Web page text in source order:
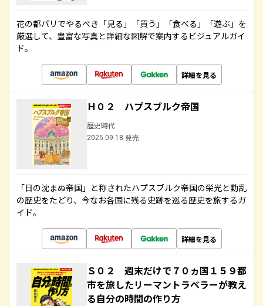
花の都パリでやるべき「見る」「買う」「食べる」「遊ぶ」を
厳選して、豊富な写真と詳細な図解で案内するビジュアルガイ
ド。
詳細を見る
Ｈ０２ ハプスブルク帝国
歴史時代
2025.09.18 発売
「日の沈まぬ帝国」と称されたハプスブルク帝国の栄光と動乱
の歴史をたどり、今なお各国に残る史跡を巡る歴史を旅するガ
イド。
詳細を見る
Ｓ０２ 週末だけで７０ヵ国１５９都
市を旅したリーマントラベラーが教え
る自分の時間の作り方